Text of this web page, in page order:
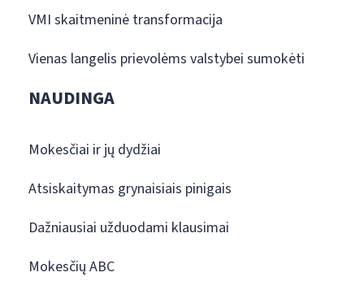
VMI skaitmeninė transformacija
Vienas langelis prievolėms valstybei sumokėti
NAUDINGA
Mokesčiai ir jų dydžiai
Atsiskaitymas grynaisiais pinigais
Dažniausiai užduodami klausimai
Mokesčių ABC